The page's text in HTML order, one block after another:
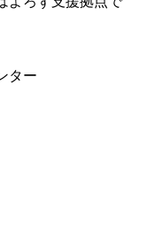
ター